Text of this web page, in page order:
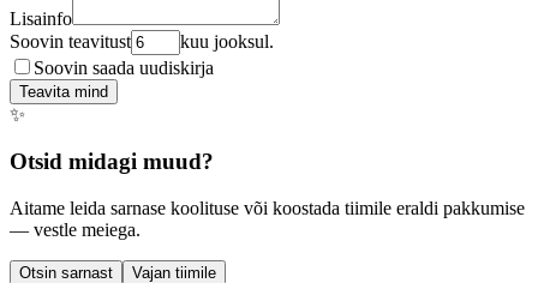
Lisainfo
Soovin teavitust
kuu jooksul.
Soovin saada uudiskirja
Teavita mind
✨
Otsid midagi muud?
Aitame leida sarnase koolituse või koostada tiimile eraldi pakkumise
— vestle meiega.
Otsin sarnast Vajan tiimile